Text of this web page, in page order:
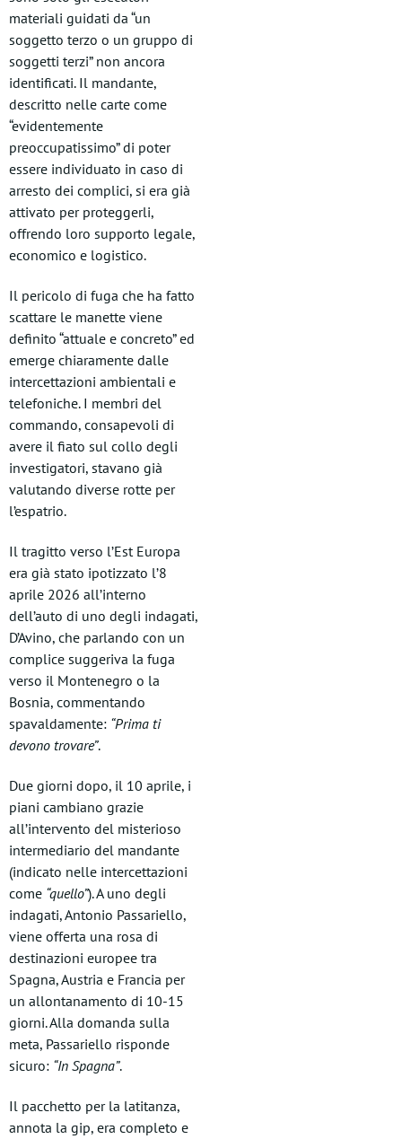
materiali guidati da “un
soggetto terzo o un gruppo di
soggetti terzi” non ancora
identificati. Il mandante,
descritto nelle carte come
“evidentemente
preoccupatissimo” di poter
essere individuato in caso di
arresto dei complici, si era già
attivato per proteggerli,
offrendo loro supporto legale,
economico e logistico.
Il pericolo di fuga che ha fatto
scattare le manette viene
definito “attuale e concreto” ed
emerge chiaramente dalle
intercettazioni ambientali e
telefoniche. I membri del
commando, consapevoli di
avere il fiato sul collo degli
investigatori, stavano già
valutando diverse rotte per
l’espatrio.
Il tragitto verso l’Est Europa
era già stato ipotizzato l’8
aprile 2026 all’interno
dell’auto di uno degli indagati,
D’Avino, che parlando con un
complice suggeriva la fuga
verso il Montenegro o la
Bosnia, commentando
spavaldamente: “Prima ti
devono trovare”.
Due giorni dopo, il 10 aprile, i
piani cambiano grazie
all’intervento del misterioso
intermediario del mandante
(indicato nelle intercettazioni
come “quello”). A uno degli
indagati, Antonio Passariello,
viene offerta una rosa di
destinazioni europee tra
Spagna, Austria e Francia per
un allontanamento di 10-15
giorni. Alla domanda sulla
meta, Passariello risponde
sicuro: “In Spagna”.
Il pacchetto per la latitanza,
annota la gip, era completo e